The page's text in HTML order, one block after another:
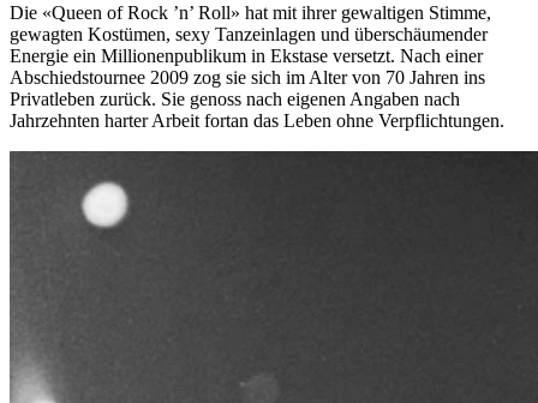
Die «Queen of Rock ’n’ Roll» hat mit ihrer gewaltigen Stimme,
gewagten Kostümen, sexy Tanzeinlagen und überschäumender
Energie ein Millionenpublikum in Ekstase versetzt. Nach einer
Abschiedstournee 2009 zog sie sich im Alter von 70 Jahren ins
Privatleben zurück. Sie genoss nach eigenen Angaben nach
Jahrzehnten harter Arbeit fortan das Leben ohne Verpflichtungen.